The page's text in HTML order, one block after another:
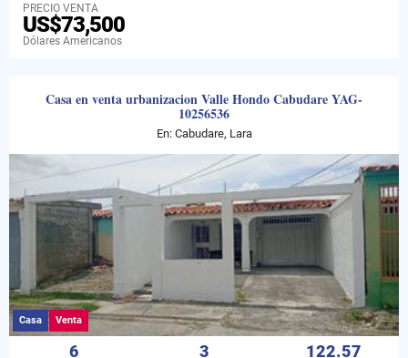
PRECIO VENTA
US$73,500
Dólares Americanos
Casa en venta urbanizacion Valle Hondo Cabudare YAG-
10256536
En: Cabudare, Lara
Casa Venta
6 3 122.57